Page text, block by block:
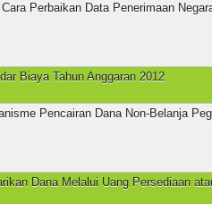
Perbaikan Data Penerimaan
Biaya Tahun Anggaran 2012
Pencairan Dana Non-Belanja
Dana Melalui Uang Persediaan